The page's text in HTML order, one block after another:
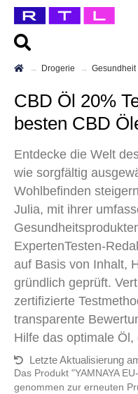
Drogerie Gesundheit
CBD Öl 20% Test 2026 • Die 4
besten CBD
Entdecke die Welt
wie sorgfältig
Wohlbefinden
Julia, mit ihrer
ExpertenTesten-
auf Basis von Inhalt,
gründlich geprüft.
zertifizierte
transparente
Hilfe das optimale
Letzte Aktualisierung
Das Produkt "‎YAMNAYA
genommen zur erneuten